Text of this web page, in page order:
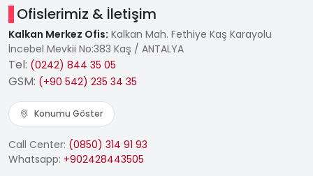
Ofislerimiz & İletişim
Kalkan Merkez Ofis: Kalkan Mah. Fethiye Kaş Karayolu
İncebel Mevkii No:383 Kaş / ANTALYA
Tel: (0242) 844 35 05
GSM: (+90 542) 235 34 35
Konumu Göster
Call Center: (0850) 314 91 93
Whatsapp: +902428443505